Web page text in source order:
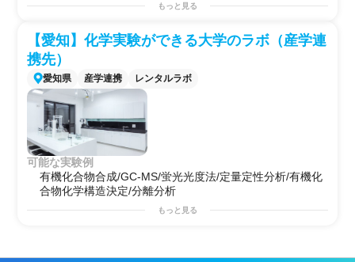
もっと見る
【愛知】化学実験ができる大学のラボ（産学連
携先）
愛知県 産学連携 レンタルラボ
可能な実験例
有機化合物合成/GC-MS/蛍光光度法/定量定性分析/有機化
合物化学構造決定/分離分析
もっと見る